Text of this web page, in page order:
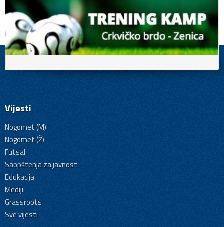
Vijesti
Nogomet (M)
Nogomet (Ž)
Futsal
Saopštenja za javnost
Edukacija
Mediji
Grassroots
Sve vijesti